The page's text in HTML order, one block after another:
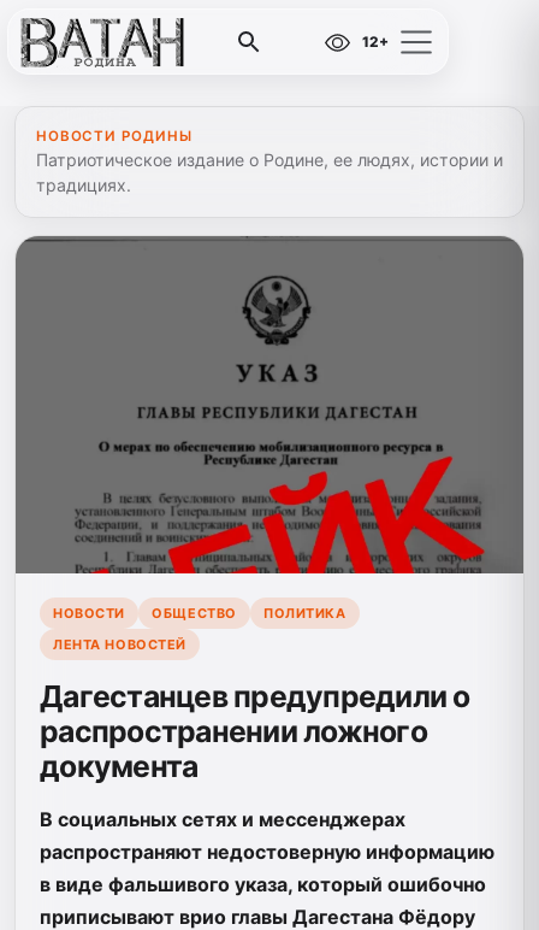
12+
НОВОСТИ РОДИНЫ
Патриотическое издание о Родине, ее людях, истории и
традициях.
НОВОСТИ ОБЩЕСТВО
ПОЛИТИКА
ЛЕНТА НОВОСТЕЙ
Дагестанцев предупредили о
распространении ложного
документа
В социальных сетях и мессенджерах
распространяют недостоверную информацию
в виде фальшивого указа, который ошибочно
приписывают врио главы Дагестана Фёдору